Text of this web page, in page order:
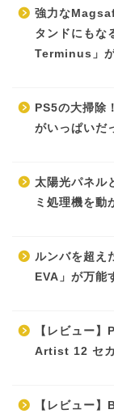
強力な
タンドにも
Terminus」
PS5の大掃除
がいっぱいだ
太陽光パネル
ミ処理機を動
ルンバを超え
EVA」が万能
【レビュー
Artist 12 セカ
【レビュー